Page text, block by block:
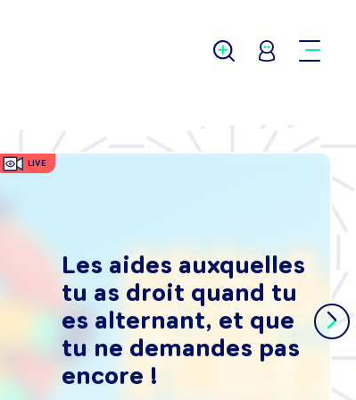
LIVE
Les aides auxquelles
tu as droit quand tu
es alternant, et que
tu ne demandes pas
encore !